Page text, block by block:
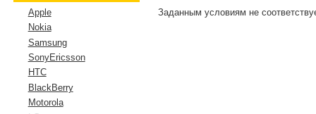
Заданным условиям не
Apple
Nokia
Samsung
SonyEricsson
HTC
BlackBerry
Motorola